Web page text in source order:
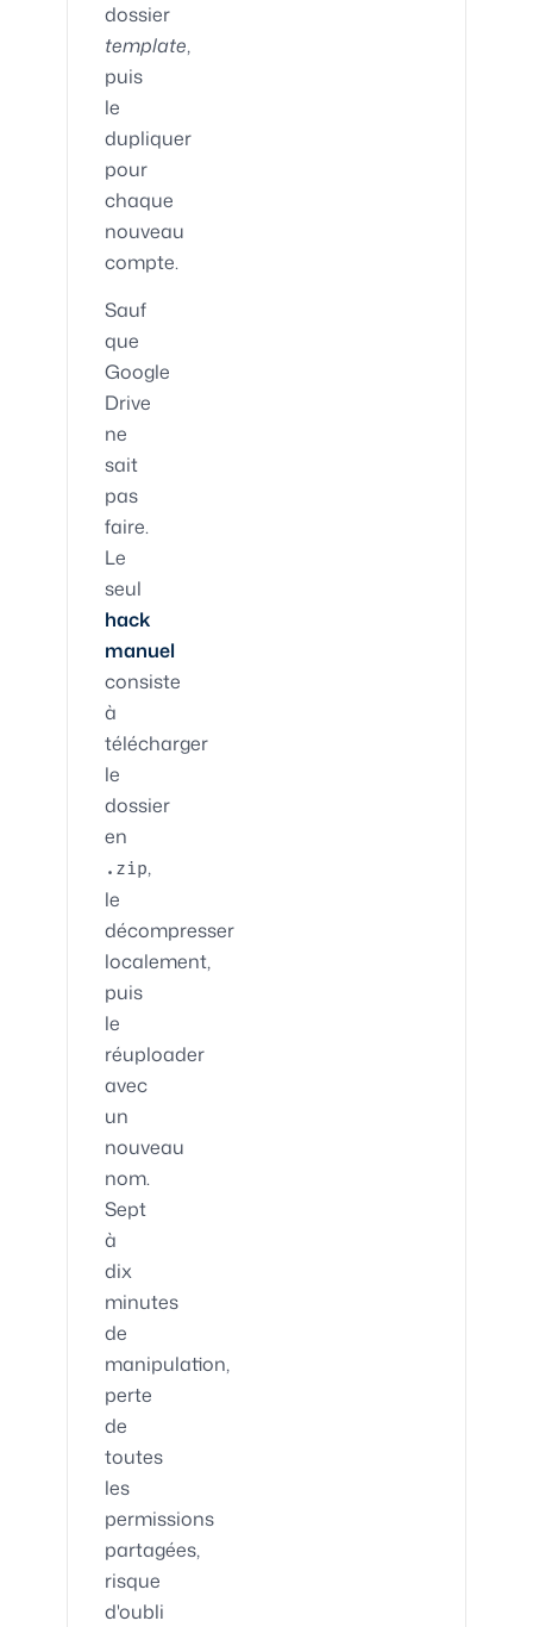
dossier
template,
puis
le
dupliquer
pour
chaque
nouveau
compte.
Sauf
que
Google
Drive
ne
sait
pas
faire.
Le
seul
hack
manuel
consiste
à
télécharger
le
dossier
en
.zip,
le
décompresser
localement,
puis
le
réuploader
avec
un
nouveau
nom.
Sept
à
dix
minutes
de
manipulation,
perte
de
toutes
les
permissions
partagées,
risque
d'oubli